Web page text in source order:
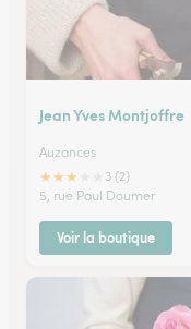
Jean Yves Montjoffre
Auzances
★★★
3 (2)
5, rue Paul Doumer
Voir la boutique